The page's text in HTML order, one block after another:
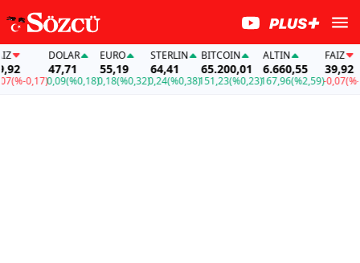
0,17)
DOLAR
47,71
0,09(%0,18)
EURO
55,19
0,18(%0,32)
STERLIN
64,41
0,24(%0,38)
BITCOIN
65.200,01
151,23(%0,23)
ALTIN
6.660,55
167,96(%2,59)
FAİZ
39,92
-0,07(%-